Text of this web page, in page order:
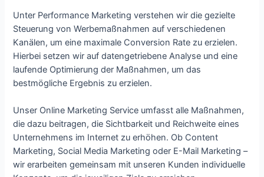
Unter Performance Marketing verstehen wir die gezielte
Steuerung von Werbemaßnahmen auf verschiedenen
Kanälen, um eine maximale Conversion Rate zu erzielen.
Hierbei setzen wir auf datengetriebene Analyse und eine
laufende Optimierung der Maßnahmen, um das
bestmögliche Ergebnis zu erzielen.
Unser Online Marketing Service umfasst alle Maßnahmen,
die dazu beitragen, die Sichtbarkeit und Reichweite eines
Unternehmens im Internet zu erhöhen. Ob Content
Marketing, Social Media Marketing oder E-Mail Marketing –
wir erarbeiten gemeinsam mit unseren Kunden individuelle